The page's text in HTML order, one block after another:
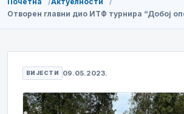
Отворен главни дио ИТФ турнира “Добој
ВИЈЕСТИ 09.05.2023.